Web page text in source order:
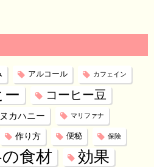
アルコール カフェイン
ー コーヒー豆
カハニー マリファナ
作り方 便秘 保険
食材 効果